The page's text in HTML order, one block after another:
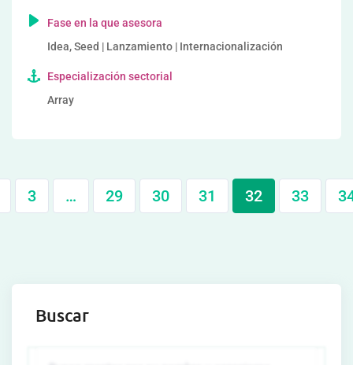
Fase en la que asesora
Idea, Seed | Lanzamiento | Internacionalización
Especialización sectorial
Array
3 … 29 30 31 32 33
Buscar